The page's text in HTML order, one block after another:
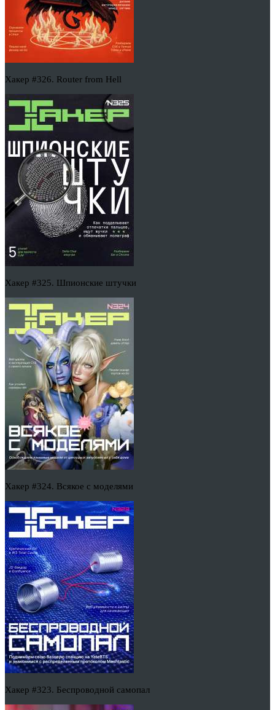
Хакер #326. Router from Hell
Хакер #325. Шпионские штучки
Хакер #324. Всякое с моделями
Хакер #323. Беспроводной самопал